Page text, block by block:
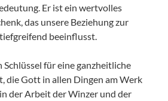
Er ist ein wertvolles
das unsere Beziehung zur
beeinflusst.
Schlüssel für eine ganzheitliche
die Gott in allen Dingen am Werk
der Arbeit der Winzer und der